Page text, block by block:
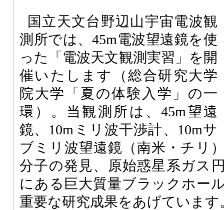
国立天文台野辺山宇宙電波観
測所では、45m電波望遠鏡を使
った「電波天文観測実習」を開
催いたします（総合研究大学
院大学「夏の体験入学」の一
環）。当観測所は、45m望遠
鏡、10mミリ波干渉計、10mサ
ブミリ波望遠鏡（南米・チリ
分子の発見、原始惑星系ガス
にある巨大質量ブラックホー
重要な研究成果をあげています